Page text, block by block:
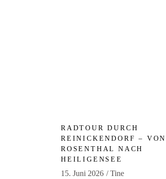
RADTOUR DURCH
REINICKENDORF – VON
ROSENTHAL NACH
HEILIGENSEE
15. Juni 2026 Tine